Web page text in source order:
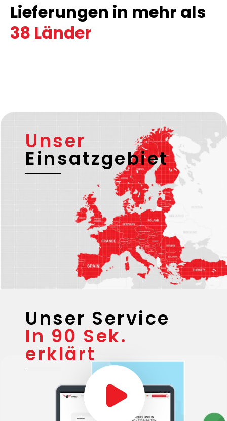
Lieferungen in mehr als
38 Länder
Unser
Einsatzgebiet
Unser Service
In 90 Sek.
erklärt